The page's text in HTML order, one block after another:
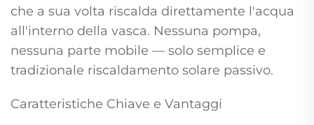
che a sua volta riscalda direttamente l'acqua
all'interno della vasca. Nessuna pompa,
nessuna parte mobile — solo semplice e
tradizionale riscaldamento solare passivo.
Caratteristiche Chiave e Vantaggi